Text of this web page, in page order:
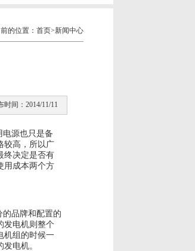
的位置：首页>新闻中心
时间：2014/11/11
电源也只是备
较高，所以广
终决定是否有
用成本两个方
品牌和配置的
发电机则整个
机组的时候一
电机。